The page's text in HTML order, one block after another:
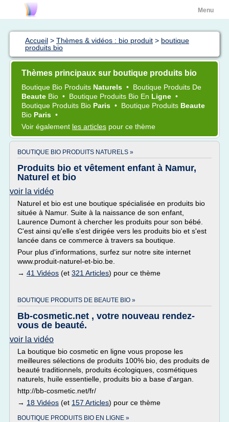
Menu
Accueil > Thèmes & vidéos : bio produit > boutique
produits bio
Thèmes principaux sur boutique produits bio
Boutique Bio Produits Naturels • Boutique Produits De
Beaute Bio • Boutique Produits Bio En Ligne •
Boutique Produits Bio Paris • Boutique Produits Beaute
Bio Paris •
Voir également les articles pour ce thème
BOUTIQUE BIO PRODUITS NATURELS »
Produits bio et vêtement enfant à Namur,
Naturel et bio
voir la vidéo
Naturel et bio est une boutique spécialisée en produits bio
située à Namur. Suite à la naissance de son enfant,
Laurence Dumont à chercher les produits pour son bébé.
C'est ainsi qu'elle s'est dirigée vers les produits bio et s'est
lancée dans ce commerce à travers sa boutique.
Pour plus d'informations, surfez sur notre site internet
www.produit-naturel-et-bio.be.
→ 41 Vidéos (et 321 Articles) pour ce thème
BOUTIQUE PRODUITS DE BEAUTE BIO »
Bb-cosmetic.net , votre nouveau rendez-
vous de beauté.
voir la vidéo
La boutique bio cosmetic en ligne vous propose les
meilleures sélections de produits 100% bio, des produits de
beauté traditionnels, produits écologiques, cosmétiques
naturels, huile essentielle, produits bio a base d'argan.
http://bb-cosmetic.net/fr/
→ 18 Vidéos (et 157 Articles) pour ce thème
BOUTIQUE PRODUITS BIO EN LIGNE »